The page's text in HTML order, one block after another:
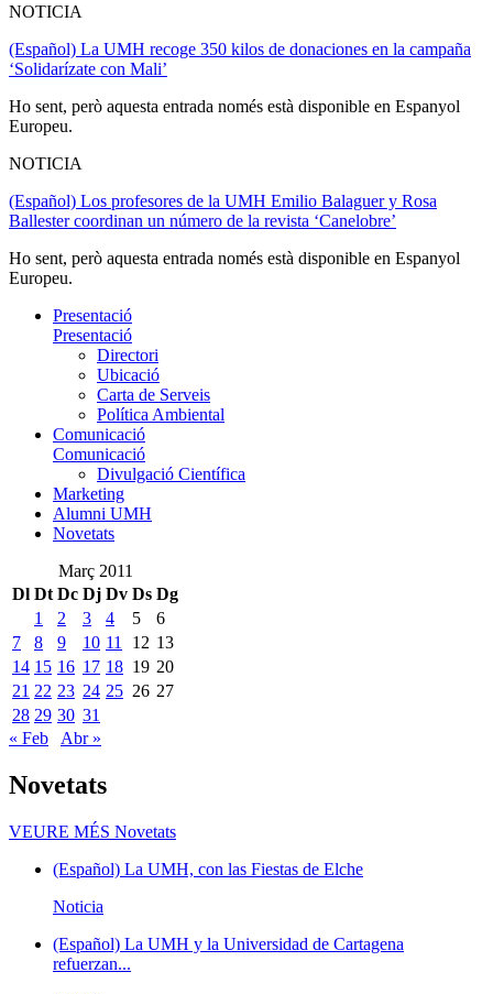
NOTICIA
(Español) La UMH recoge 350 kilos de donaciones en la campaña
‘Solidarízate con Mali’
Ho sent, però aquesta entrada només està disponible en Espanyol
Europeu.
NOTICIA
(Español) Los profesores de la UMH Emilio Balaguer y Rosa
Ballester coordinan un número de la revista ‘Canelobre’
Ho sent, però aquesta entrada només està disponible en Espanyol
Europeu.
Presentació
Presentació
Directori
Ubicació
Carta de Serveis
Política Ambiental
Comunicació
Comunicació
Divulgació Científica
Marketing
Alumni UMH
Novetats
Març 2011
Dl Dt Dc Dj Dv Ds Dg
1
2 3 4 5
6
7
8 9 10 11 12 13
14 15 16 17 18 19 20
21 22 23 24 25 26 27
28 29 30 31
« Feb
Abr »
Novetats
VEURE MÉS Novetats
(Español) La UMH, con las Fiestas de Elche
Noticia
(Español) La UMH y la Universidad de Cartagena
refuerzan...